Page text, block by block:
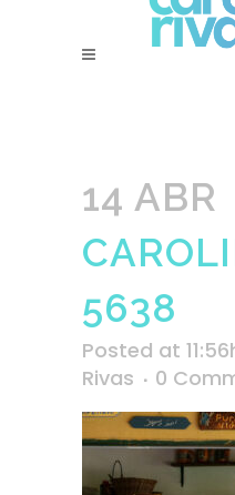
14 ABR
5638
Posted at
Rivas
0